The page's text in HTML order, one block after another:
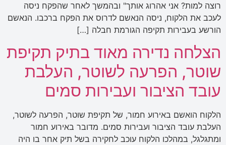
רוצה למות? אני אהרוג אותך" ובהמשך לאחר שהפקח ניסה
לעכב את הלקוח, ניסה הנאשם לדרוס את הפקח ברכבו. הנאשם
הורשע בעבירות תקיפה הגורמת חבלה […]
הצלחה נדירה מאוד בתיק תקיפת
שוטר, הפרעה לשוטר, העלבת
עובד הציבור ועבירות סמים
הלקוח הואשם באירוע חמור, של תקיפת שוטר, הפרעה לשוטר,
העלבת עובד הציבור ועבירות סמים. מדובר באירוע חמור
ומתגלגל, במהלכו הלקוח עוכב לחקירה בשל תיק אחר בו היה